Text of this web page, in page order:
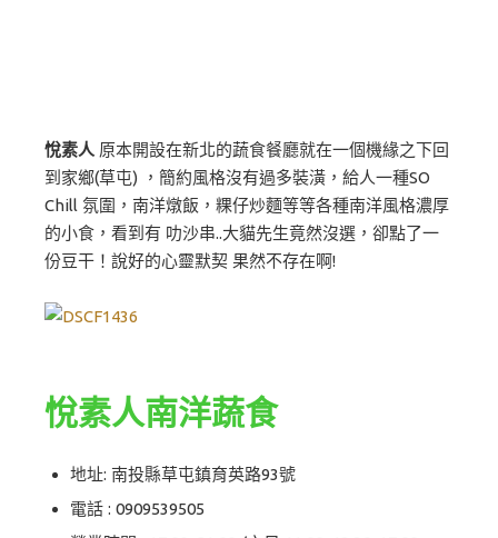
悅素人 原本開設在新北的蔬食餐廳就在一個機緣之下回
到家鄉(草屯) ，簡約風格沒有過多裝潢，給人一種SO
Chill 氛圍，南洋燉飯，粿仔炒麵等等各種南洋風格濃厚
的小食，看到有 叻沙串..大貓先生竟然沒選，卻點了一
份豆干！說好的心靈默契 果然不存在啊!
悅素人南洋蔬食
地址: 南投縣草屯鎮育英路93號
電話 : 0909539505